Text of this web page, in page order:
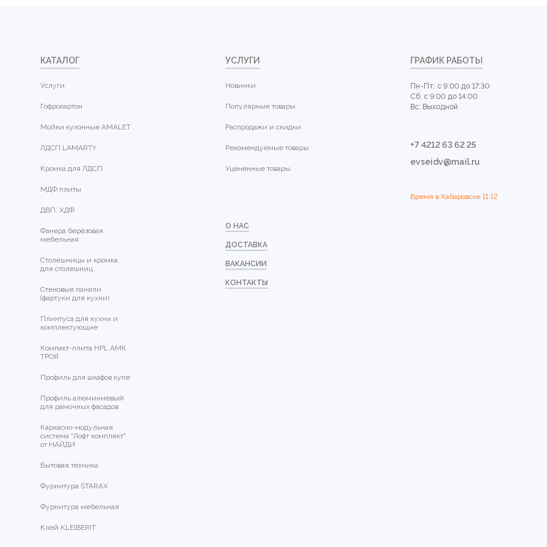
КАТАЛОГ
Услуги
Гофрокартон
Мойки кухонные AMALET
ЛДСП LAMARTY
Кромка для ЛДСП
МДФ плиты
ДВП, ХДФ
Фанера берёзовая
мебельная
Столешницы и кромка
для столешниц
Стеновые панели
(фартуки для кухни)
Плинтуса для кухни и
комплектующие
Компакт-плита HPL АМК
ТРОЯ
Профиль для шкафов купе
Профиль алюминиевый
для рамочных фасадов
Каркасно-модульная
система "Лофт комплект"
от НАЙДИ
Бытовая техника
Фурнитура STARAX
Фурнитура мебельная
Клей KLEIBERIT
УСЛУГИ
Новинки
Популярные товары
Распродажи и скидки
Рекомендуемые товары
Уцененные товары
О НАС
ДОСТАВКА
ВАКАНСИИ
КОНТАКТЫ
ГРАФИК РАБОТЫ
Пн-Пт: с 9:00 до 17:30
Сб: с 9:00 до 14:00
Вс: Выходной
+7 4212 63 62 25
evseidv@mail.ru
Время в Хабаровске 11:12